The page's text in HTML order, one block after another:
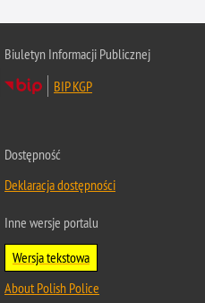
Biuletyn Informacji Publicznej
BIP KGP
Dostępność
Deklaracja dostępności
Inne wersje portalu
Wersja tekstowa
About Polish Police